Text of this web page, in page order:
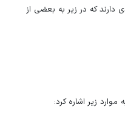
دارند که در زیر به بعضی از
موارد زیر اشاره کرد: